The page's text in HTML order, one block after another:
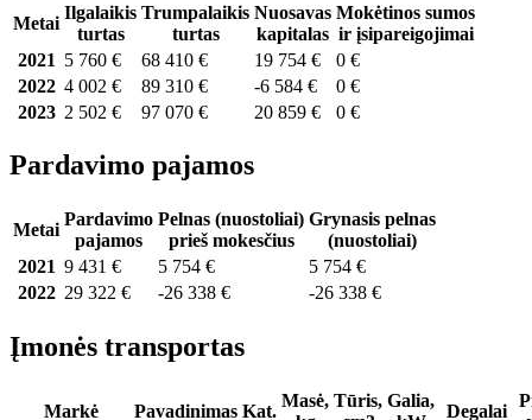
Metai
Ilgalaikis
turtas
Trumpalaikis
turtas
Nuosavas
kapitalas
Mokėtinos sumos
ir įsipareigojimai
2021 5 760 € 68 410 € 19 754 €
0 €
2022 4 002 € 89 310 € -6 584 €
0 €
2023 2 502 € 97 070 € 20 859 € 0 €
Pardavimo pajamos
Metai
Pardavimo
pajamos
Pelnas (nuostoliai)
prieš mokesčius
Grynasis pelnas
(nuostoliai)
2021 9 431 € 5 754 €
5 754 €
2022 29 322 € -26 338 € -26 338 €
Įmonės transportas
Markė Pavadinimas Kat.
Masė, Tūris, Galia,
Degalai